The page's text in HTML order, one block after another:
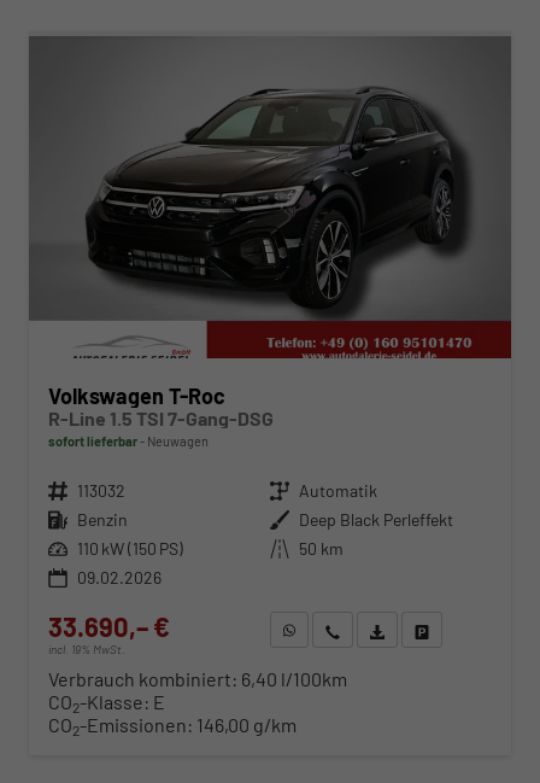
Volkswagen T-Roc
R-Line 1.5 TSI 7-Gang-DSG
sofort lieferbar Neuwagen
Fahrzeugnr. 113032 Getriebe Automatik
Kraftstoff Benzin Außenfarbe Deep Black Perleffekt
Leistung 110 kW (150 PS) Kilometerstand 50 km
09.02.2026
33.690,– €
incl. 19% MwSt.
WhatsApp anfragen
Wir rufen Sie anFahrzeugexposé (PDF)
Verbrauch kombiniert: 6,40 l/100km
CO2-Klasse: E
CO2-Emissionen: 146,00 g/km